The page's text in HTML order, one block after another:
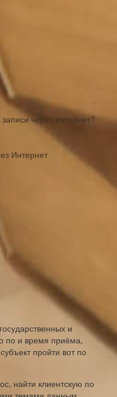
через интернет?
Интернет
и
по​ и время приёма,​
пройти вот по​
найти клиентскую​ по